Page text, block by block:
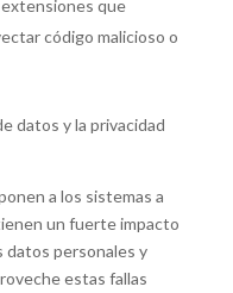
que
código malicioso o
datos y la privacidad
a los sistemas a
un fuerte impacto
datos personales y
estas fallas